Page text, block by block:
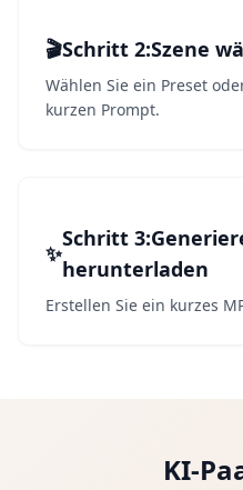
2
🎬Schritt 2:Szene
Wählen Sie ein Preset
kurzen Prompt.
3
✨
Schritt 3:
herunterladen
Erstellen Sie ein kurzes
KI-